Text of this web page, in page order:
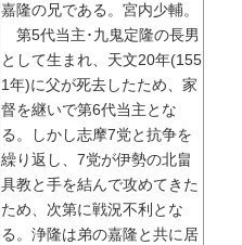
嘉隆の兄である。宮内少輔。
第5代当主･九鬼定隆の長男
として生まれ、天文20年(155
1年)に父が死去したため、家
督を継いで第6代当主とな
る。しかし志摩7党と抗争を
繰り返し、7党が伊勢の北畠
具教と手を結んで攻めてきた
ため、次第に戦況不利とな
る。浄隆は弟の嘉隆と共に居